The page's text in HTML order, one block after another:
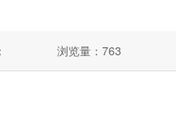
浏览量： 763